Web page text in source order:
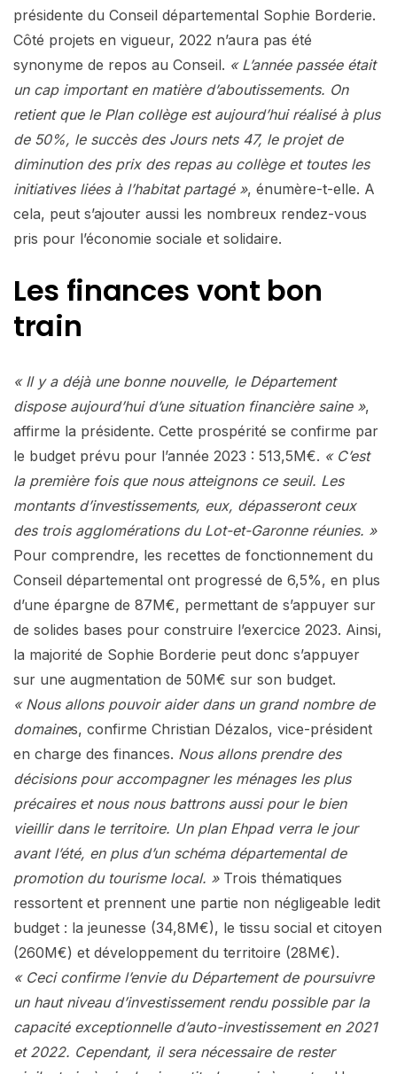
présidente du Conseil départemental Sophie Borderie.
Côté projets en vigueur, 2022 n’aura pas été
synonyme de repos au Conseil. « L’année passée était
un cap important en matière d’aboutissements. On
retient que le Plan collège est aujourd’hui réalisé à plus
de 50%, le succès des Jours nets 47, le projet de
diminution des prix des repas au collège et toutes les
initiatives liées à l’habitat partagé », énumère-t-elle. A
cela, peut s’ajouter aussi les nombreux rendez-vous
pris pour l’économie sociale et solidaire.
Les finances vont bon
train
« Il y a déjà une bonne nouvelle, le Département
dispose aujourd’hui d’une situation financière saine »,
affirme la présidente. Cette prospérité se confirme par
le budget prévu pour l’année 2023 : 513,5M€. « C’est
la première fois que nous atteignons ce seuil. Les
montants d’investissements, eux, dépasseront ceux
des trois agglomérations du Lot-et-Garonne réunies. »
Pour comprendre, les recettes de fonctionnement du
Conseil départemental ont progressé de 6,5%, en plus
d’une épargne de 87M€, permettant de s’appuyer sur
de solides bases pour construire l’exercice 2023. Ainsi,
la majorité de Sophie Borderie peut donc s’appuyer
sur une augmentation de 50M€ sur son budget.
« Nous allons pouvoir aider dans un grand nombre de
domaines, confirme Christian Dézalos, vice-président
en charge des finances. Nous allons prendre des
décisions pour accompagner les ménages les plus
précaires et nous nous battrons aussi pour le bien
vieillir dans le territoire. Un plan Ehpad verra le jour
avant l’été, en plus d’un schéma départemental de
promotion du tourisme local. » Trois thématiques
ressortent et prennent une partie non négligeable ledit
budget : la jeunesse (34,8M€), le tissu social et citoyen
(260M€) et développement du territoire (28M€).
« Ceci confirme l’envie du Département de poursuivre
un haut niveau d’investissement rendu possible par la
capacité exceptionnelle d’auto-investissement en 2021
et 2022. Cependant, il sera nécessaire de rester